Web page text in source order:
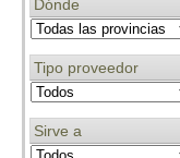
Dónde
Tipo proveedor
Sirve a